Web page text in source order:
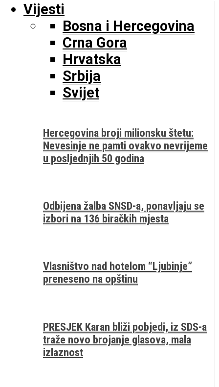
Vijesti
Bosna i Hercegovina
Crna Gora
Hrvatska
Srbija
Svijet
Hercegovina broji milionsku štetu:
Nevesinje ne pamti ovakvo nevrijeme
u posljednjih 50 godina
Odbijena žalba SNSD-a, ponavljaju se
izbori na 136 biračkih mjesta
Vlasništvo nad hotelom “Ljubinje”
preneseno na opštinu
PRESJEK Karan bliži pobjedi, iz SDS-a
traže novo brojanje glasova, mala
izlaznost